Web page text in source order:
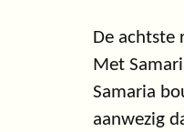
De achtste
Met
Samaria
aanwezig